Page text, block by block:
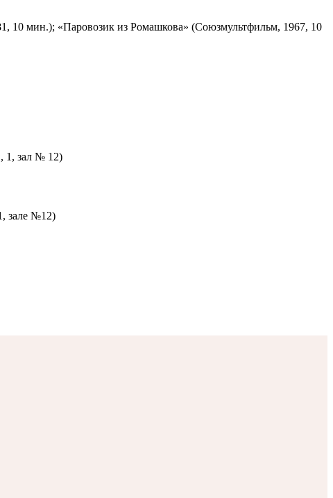
мин.); «Паровозик из Ромашкова» (Союзмультфильм, 1967, 10
1, зал № 12)
зале №12)